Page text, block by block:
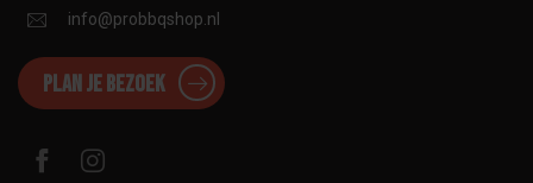
info@probbqshop.nl
Plan je bezoek